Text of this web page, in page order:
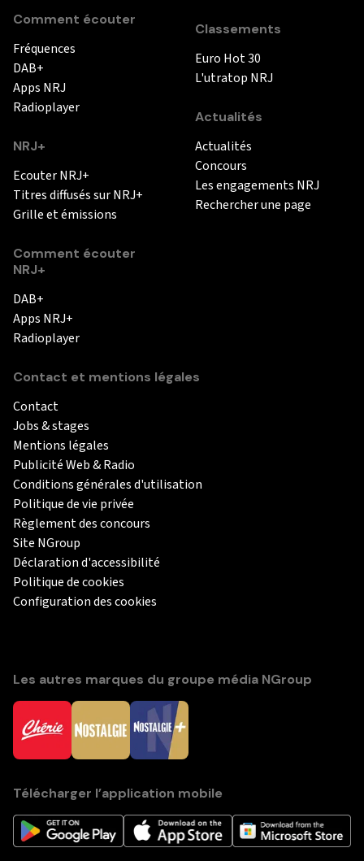
Comment écouter
Fréquences
DAB+
Apps NRJ
Radioplayer
NRJ+
Ecouter NRJ+
Titres diffusés sur NRJ+
Grille et émissions
Comment écouter
NRJ+
DAB+
Apps NRJ+
Radioplayer
Classements
Euro Hot 30
L'utratop NRJ
Actualités
Actualités
Concours
Les engagements NRJ
Rechercher une page
Contact et mentions légales
Contact
Jobs & stages
Mentions légales
Publicité Web & Radio
Conditions générales d'utilisation
Politique de vie privée
Règlement des concours
Site NGroup
Déclaration d'accessibilité
Politique de cookies
Configuration des cookies
Les autres marques du groupe média NGroup
Télécharger l’application mobile